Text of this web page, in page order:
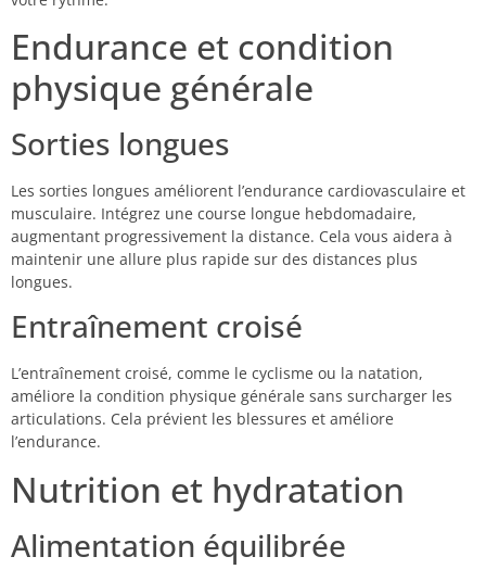
Endurance et condition
physique générale
Sorties longues
Les sorties longues améliorent l’endurance cardiovasculaire et
musculaire. Intégrez une course longue hebdomadaire,
augmentant progressivement la distance. Cela vous aidera à
maintenir une allure plus rapide sur des distances plus
longues.
Entraînement croisé
L’entraînement croisé, comme le cyclisme ou la natation,
améliore la condition physique générale sans surcharger les
articulations. Cela prévient les blessures et améliore
l’endurance.
Nutrition et hydratation
Alimentation équilibrée